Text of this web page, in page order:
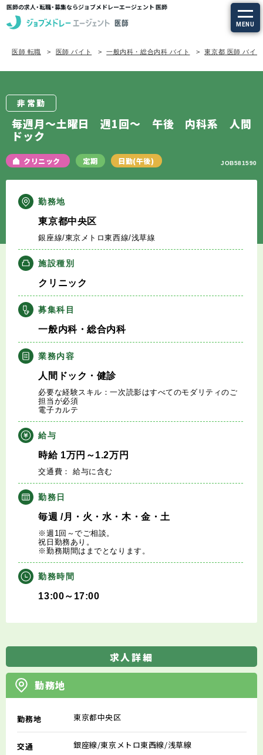
医師の求人・転職・募集ならジョブメドレーエージェント 医師
MENU
求人を探す
定期非常勤の求人
エージェントサービスTOP
サービスの流れ
医師の求人・転職Q&A
知りたい・聞きたい
転職成功事例
医師の転職マニュアル
データで見る医師の平均年収
医師に役立つ取材記事
大学医局紹介
医師 転職 医師 バイト 一般内科・総合内科 バイト 東京都 医師 バイト
非常勤
毎週月～土曜日 週1回～ 午後 内科系 人間
ドック
クリニック 定期 日勤(午後) JOB581590
勤務地
東京都中央区
銀座線/東京メトロ東西線/浅草線
施設種別
クリニック
募集科目
一般内科・総合内科
業務内容
人間ドック・健診
必要な経験スキル：一次読影はすべてのモダリティのご
担当が必須
電子カルテ
給与
時給1万円 ～1.2万円
交通費： 給与に含む
勤務日
毎週 /月・火・水・木・金・土
※週1回～でご相談。
祝日勤務あり。
※勤務期間はまでとなります。
勤務時間
13:00～17:00
求人詳細
勤務地
勤務地 東京都中央区
交通 銀座線/東京メトロ東西線/浅草線